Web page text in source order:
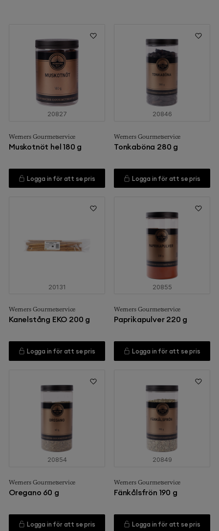
20827
Werners Gourmetservice
Muskotnöt hel 180 g
Logga in för att se pris
20846
Werners Gourmetservice
Tonkaböna 280 g
Logga in för att se pris
20131
Werners Gourmetservice
Kanelstång EKO 200 g
Logga in för att se pris
20855
Werners Gourmetservice
Paprikapulver 220 g
Logga in för att se pris
20854
Werners Gourmetservice
Oregano 60 g
Logga in för att se pris
20849
Werners Gourmetservice
Fänkålsfrön 190 g
Logga in för att se pris